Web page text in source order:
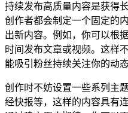
持续发布高质量内容是获得
创作者都会制定一个固定的
出新内容。例如，你可以根
时间发布文章或视频。这样
能吸引粉丝持续关注你的动态
创作时不妨设置一些系列主
经快报等，这样的内容具有